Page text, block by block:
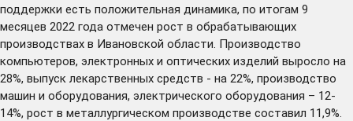
поддержки есть положительная динамика, по итогам 9
месяцев 2022 года отмечен рост в обрабатывающих
производствах в Ивановской области. Производство
компьютеров, электронных и оптических изделий выросло на
28%, выпуск лекарственных средств - на 22%, производство
машин и оборудования, электрического оборудования – 12-
14%, рост в металлургическом производстве составил 11,9%.